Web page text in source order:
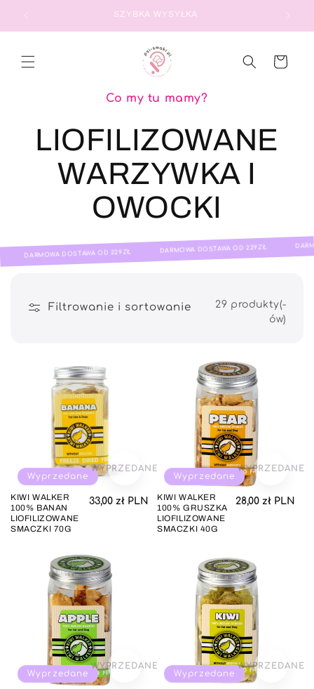
PRZEJDŹ DO
TREŚCI
SZYBKA WYSYŁKA
Koszyk
Co my tu mamy?
K
e
k
c
LIOFILIZOWANE
WARZYWKA I
OWOCKI
DARMOWA DOSTAWA OD 229ZŁ DARMOWA DOSTAWA OD 229ZŁ
Filtrowanie i sortowanie
29 produkty(-
ów)
Wyprzedane
WYPRZEDANE
KIWI WALKER
100% BANAN
LIOFILIZOWANE
SMACZKI 70G
Cena regularna
33,00 zł PLN
Wyprzedane
WYPRZEDANE
KIWI WALKER
100% GRUSZKA
LIOFILIZOWANE
SMACZKI 40G
Cena
28,00 zł PLN
Wyprzedane
WYPRZEDANE
Wyprzedane
WYPRZEDANE